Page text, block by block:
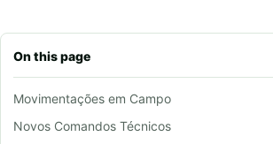
On this page
Movimentações em Campo
Novos Comandos Técnicos